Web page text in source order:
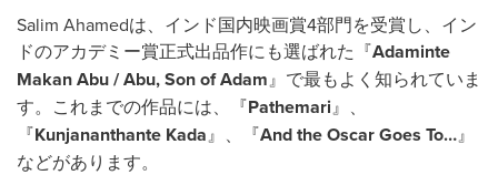
Salim Ahamedは、インド国内映画賞4部門を受賞し、イン
ドのアカデミー賞正式出品作にも選ばれた『Adaminte
Makan Abu / Abu, Son of Adam』で最もよく知られていま
す。これまでの作品には、『Pathemari』、
『Kunjananthante Kada』、『And the Oscar Goes To…』
などがあります。